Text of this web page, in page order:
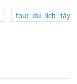
tour du lịch tây